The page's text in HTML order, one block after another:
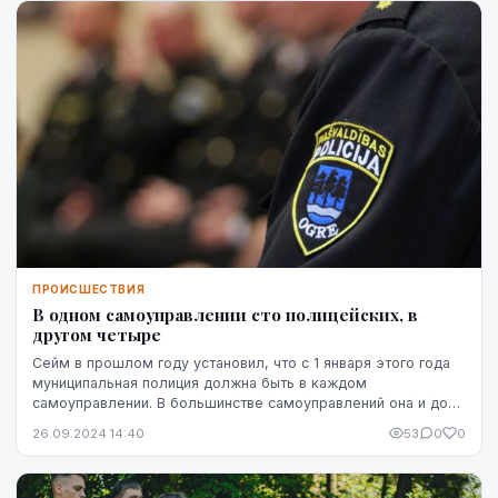
ПРОИСШЕСТВИЯ
В одном самоуправлении сто полицейских, в
другом четыре
Сейм в прошлом году установил, что с 1 января этого года
муниципальная полиция должна быть в каждом
самоуправлении. В большинстве самоуправлений она и до
26.09.2024 14:40 53 0 0